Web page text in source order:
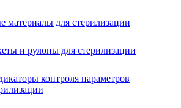
материалы для стерилизации
и рулоны для стерилизации
контроля параметров